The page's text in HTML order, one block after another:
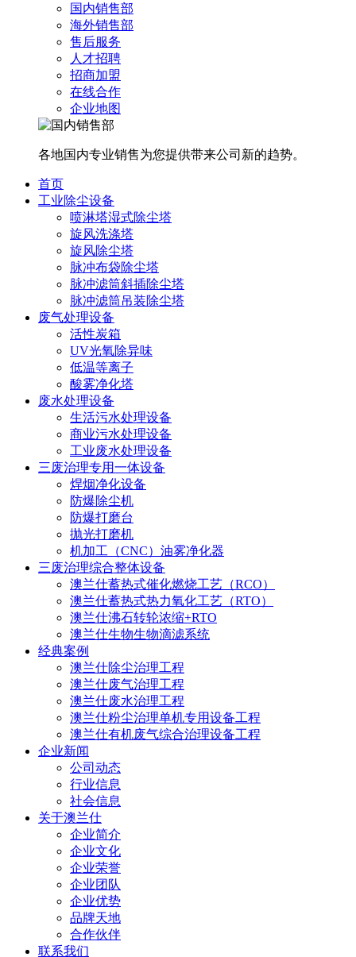
国内销售部
海外销售部
售后服务
人才招聘
招商加盟
在线合作
企业地图
各地国内专业销售为您提供带来公司新的趋势。
首页
工业除尘设备
喷淋塔湿式除尘塔
旋风洗涤塔
旋风除尘塔
脉冲布袋除尘塔
脉冲滤筒斜插除尘塔
脉冲滤筒吊装除尘塔
废气处理设备
活性炭箱
UV光氧除异味
低温等离子
酸雾净化塔
废水处理设备
生活污水处理设备
商业污水处理设备
工业废水处理设备
三废治理专用一体设备
焊烟净化设备
防爆除尘机
防爆打磨台
抛光打磨机
机加工（CNC）油雾净化器
三废治理综合整体设备
澳兰仕蓄热式催化燃烧工艺（RCO）
澳兰仕蓄热式热力氧化工艺（RTO）
澳兰仕沸石转轮浓缩+RTO
澳兰仕生物生物滴滤系统
经典案例
澳兰仕除尘治理工程
澳兰仕废气治理工程
澳兰仕废水治理工程
澳兰仕粉尘治理单机专用设备工程
澳兰仕有机废气综合治理设备工程
企业新闻
公司动态
行业信息
社会信息
关于澳兰仕
企业简介
企业文化
企业荣誉
企业团队
企业优势
品牌天地
合作伙伴
联系我们